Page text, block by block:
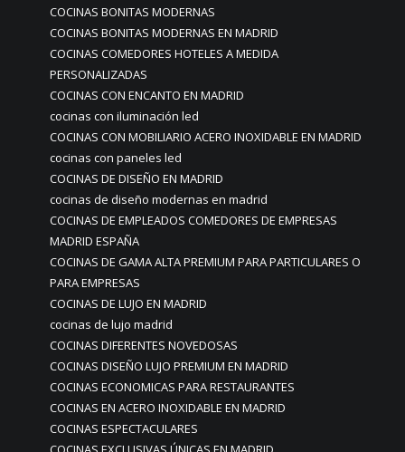
COCINAS BONITAS MODERNAS
COCINAS BONITAS MODERNAS EN MADRID
COCINAS COMEDORES HOTELES A MEDIDA
PERSONALIZADAS
COCINAS CON ENCANTO EN MADRID
cocinas con iluminación led
COCINAS CON MOBILIARIO ACERO INOXIDABLE EN MADRID
cocinas con paneles led
COCINAS DE DISEÑO EN MADRID
cocinas de diseño modernas en madrid
COCINAS DE EMPLEADOS COMEDORES DE EMPRESAS
MADRID ESPAÑA
COCINAS DE GAMA ALTA PREMIUM PARA PARTICULARES O
PARA EMPRESAS
COCINAS DE LUJO EN MADRID
cocinas de lujo madrid
COCINAS DIFERENTES NOVEDOSAS
COCINAS DISEÑO LUJO PREMIUM EN MADRID
COCINAS ECONOMICAS PARA RESTAURANTES
COCINAS EN ACERO INOXIDABLE EN MADRID
COCINAS ESPECTACULARES